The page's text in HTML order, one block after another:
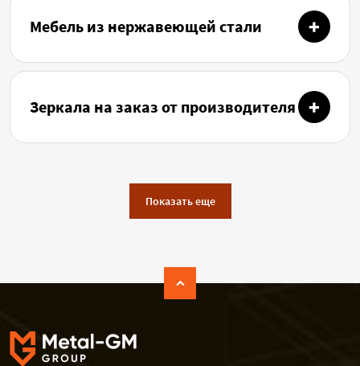
Мебель из нержавеющей стали
Зеркала на заказ от производителя
Показать еще